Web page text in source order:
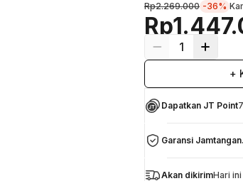
Rp2.269.000 -36%
1
+
Dapatkan JT Point
Garansi
Akan dikirimHari ini